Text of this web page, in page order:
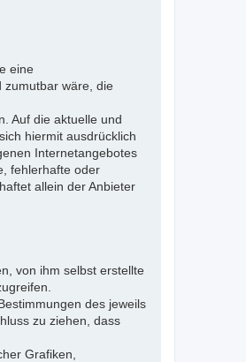
eine
zumutbar wäre, die
Auf die aktuelle und
hiermit ausdrücklich
Internetangebotes
fehlerhafte oder
allein der Anbieter
von ihm selbst erstellte
des jeweils
zu ziehen, dass
Grafiken,